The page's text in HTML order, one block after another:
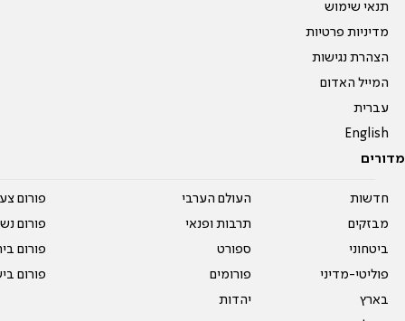
תנאי שימוש
מדיניות פרטיות
הצהרת נגישות
המייל האדום
עברית
English
מדורים
חדשות
מבזקים
ביטחוני
פוליטי-מדיני
בארץ
העולם הערבי
תרבות ופנאי
ספורט
פורומים
יהדות
פורום
פורום
פורום
פורום